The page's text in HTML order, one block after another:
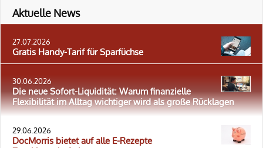
Aktuelle News
27.07.2026
Gratis Handy-Tarif für Sparfüchse
30.06.2026
Die neue Sofort-Liquidität: Warum finanzielle
Flexibilität im Alltag wichtiger wird als große Rücklagen
29.06.2026
DocMorris bietet auf alle E-Rezepte